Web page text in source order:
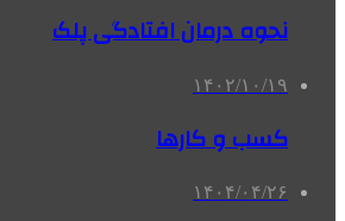
نحوه درمان افتادگی پلک
۱۴۰۲/۱۰/۱۹
کسب و کارها
۱۴۰۴/۰۴/۲۶